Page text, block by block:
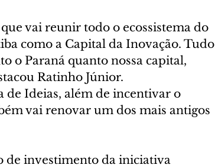
vai reunir todo o ecossistema do
como a Capital da Inovação. Tudo
o Paraná quanto nossa capital,
Ratinho Júnior.
de Ideias, além de incentivar o
vai renovar um dos mais antigos
de investimento da iniciativa